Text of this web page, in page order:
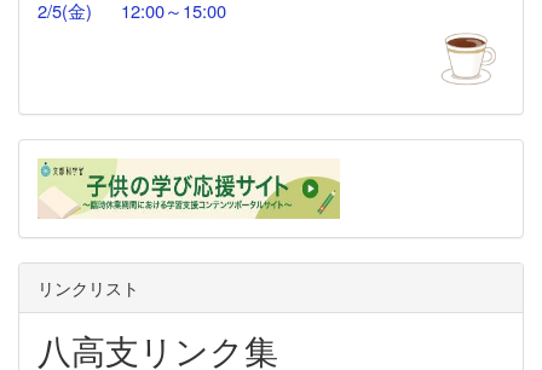
2/5(金) 12:00～15:00
リンクリスト
八高支リンク集